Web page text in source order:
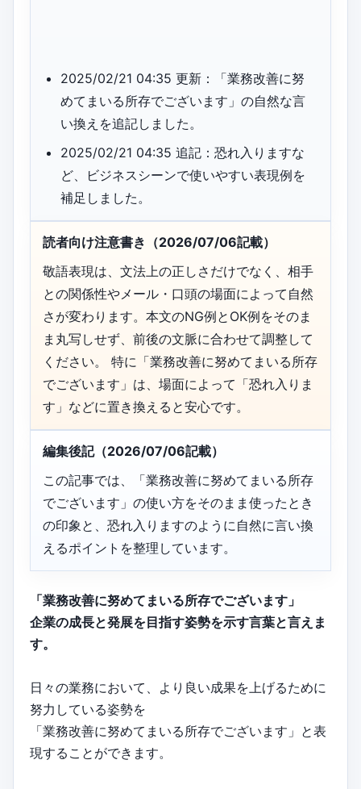
2025/02/21 04:35 更新：「業務改善に努
めてまいる所存でございます」の自然な言
い換えを追記しました。
2025/02/21 04:35 追記：恐れ入りますな
ど、ビジネスシーンで使いやすい表現例を
補足しました。
読者向け注意書き（2026/07/06記載）
敬語表現は、文法上の正しさだけでなく、相手
との関係性やメール・口頭の場面によって自然
さが変わります。本文のNG例とOK例をそのま
ま丸写しせず、前後の文脈に合わせて調整して
ください。 特に「業務改善に努めてまいる所存
でございます」は、場面によって「恐れ入りま
す」などに置き換えると安心です。
編集後記（2026/07/06記載）
この記事では、「業務改善に努めてまいる所存
でございます」の使い方をそのまま使ったとき
の印象と、恐れ入りますのように自然に言い換
えるポイントを整理しています。
「業務改善に努めてまいる所存でございます」
企業の成長と発展を目指す姿勢を示す言葉と言えま
す。
日々の業務において、より良い成果を上げるために
努力している姿勢を
「業務改善に努めてまいる所存でございます」と表
現することができます。